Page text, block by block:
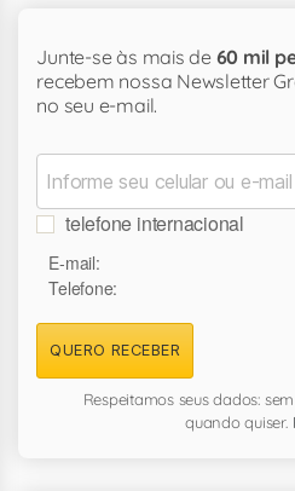
Junte-se às mais de 60 mil
recebem nossa Newsletter
no seu e-mail.
telefone internacional
E-mail:
Telefone:
QUERO RECEBER
Respeitamos seus dados:
quando quiser.